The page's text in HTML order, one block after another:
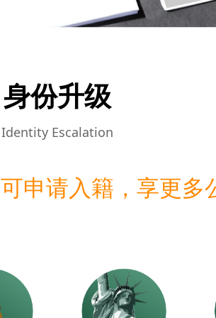
身份升级
Identity Escalation
可申请入籍，享更多